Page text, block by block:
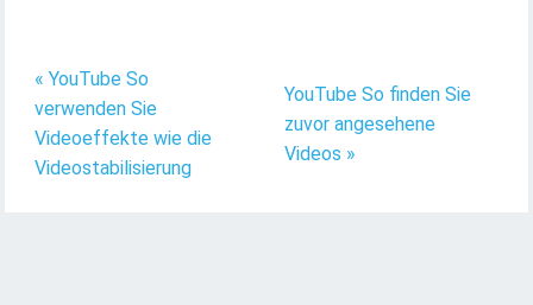
« YouTube So
verwenden Sie
Videoeffekte wie die
Videostabilisierung
YouTube So finden Sie
zuvor angesehene
Videos »